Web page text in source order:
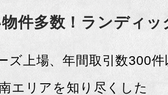
件多数！ ランディッ
ズ上場、年間取引数300件
エリアを知り尽くした